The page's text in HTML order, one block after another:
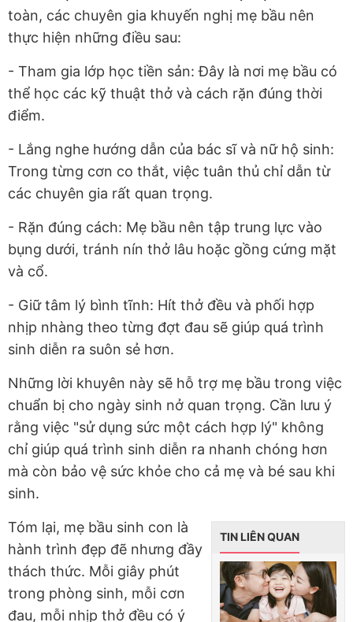
toàn, các chuyên gia khuyến nghị mẹ bầu nên
thực hiện những điều sau:
- Tham gia lớp học tiền sản: Đây là nơi mẹ bầu có
thể học các kỹ thuật thở và cách rặn đúng thời
điểm.
- Lắng nghe hướng dẫn của bác sĩ và nữ hộ sinh:
Trong từng cơn co thắt, việc tuân thủ chỉ dẫn từ
các chuyên gia rất quan trọng.
- Rặn đúng cách: Mẹ bầu nên tập trung lực vào
bụng dưới, tránh nín thở lâu hoặc gồng cứng mặt
và cổ.
- Giữ tâm lý bình tĩnh: Hít thở đều và phối hợp
nhịp nhàng theo từng đợt đau sẽ giúp quá trình
sinh diễn ra suôn sẻ hơn.
Những lời khuyên này sẽ hỗ trợ mẹ bầu trong việc
chuẩn bị cho ngày sinh nở quan trọng. Cần lưu ý
rằng việc "sử dụng sức một cách hợp lý" không
chỉ giúp quá trình sinh diễn ra nhanh chóng hơn
mà còn bảo vệ sức khỏe cho cả mẹ và bé sau khi
sinh.
TIN LIÊN QUAN
Tóm lại, mẹ bầu sinh con là
hành trình đẹp đẽ nhưng đầy
thách thức. Mỗi giây phút
trong phòng sinh, mỗi cơn
đau, mỗi nhịp thở đều có ý